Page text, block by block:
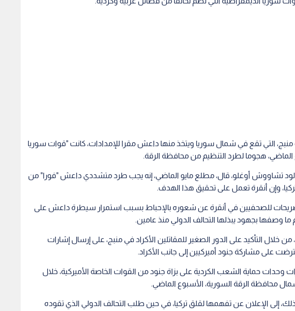
التي تقع في شمال سوريا ويتخذ منها داعش مقرا للإمدادات، كانت "قوات سوريا
الماضي، هجوما لطرد التنظيم من محافظة الرقة.
مولود تشاووش أوغلو، قال، مطلع مايو الماضي، إنه يجب طرد متشددي داعش "فورا" من
وإن أنقرة تعمل على تحقيق هذا الهدف.
للصحفيين في أنقرة عن شعوره بالإحباط بسبب استمرار سيطرة داعش على
وصفها بجهود يبذلها التحالف الدولي منذ عامين.
خلال التأكيد على الدور الصغير للمقاتلين الأكراد في منبج، على إرسال إشارات
على مشاركة جنود أميركيين إلى جانب الأكراد.
وحدات حماية الشعب الكردية على بزاة جنود من القوات الخاصة الأميركية، خلال
محافظة الرقة السورية، الأسبوع الماضي.
إلى الإعلان عن تفهمها لقلق تركيا، في حين طلب التحالف الدولي الذي تقوده